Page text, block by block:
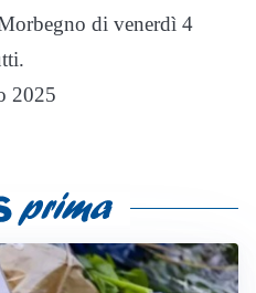
di venerdì 4
2025